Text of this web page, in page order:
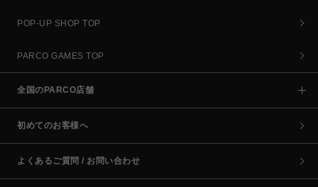
POP-UP SHOP TOP
PARCO GAMES TOP
全国のPARCO店舗
初めてのお客様へ
よくあるご質問 / お問い合わせ